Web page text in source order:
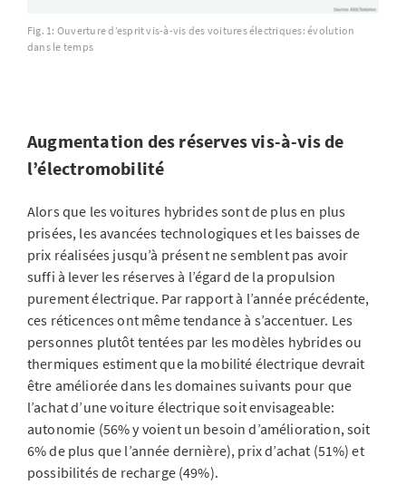
Fig. 1: Ouverture d’esprit vis-à-vis des voitures électriques: évolution
dans le temps
Augmentation des réserves vis-à-vis de
l’électromobilité
Alors que les voitures hybrides sont de plus en plus
prisées, les avancées technologiques et les baisses de
prix réalisées jusqu’à présent ne semblent pas avoir
suffi à lever les réserves à l’égard de la propulsion
purement électrique. Par rapport à l’année précédente,
ces réticences ont même tendance à s’accentuer. Les
personnes plutôt tentées par les modèles hybrides ou
thermiques estiment que la mobilité électrique devrait
être améliorée dans les domaines suivants pour que
l’achat d’une voiture électrique soit envisageable:
autonomie (56% y voient un besoin d’amélioration, soit
6% de plus que l’année dernière), prix d’achat (51%) et
possibilités de recharge (49%).